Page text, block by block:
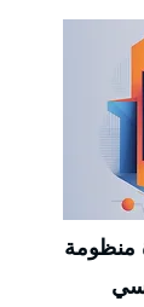
منظومة